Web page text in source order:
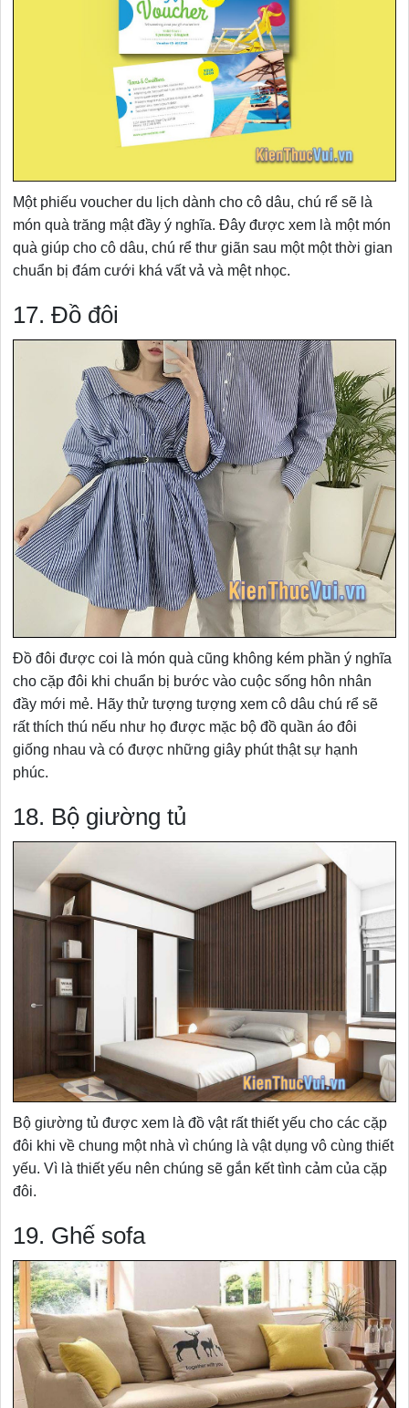
Một phiếu voucher du lịch dành cho cô dâu, chú rể sẽ là
món quà trăng mật đầy ý nghĩa. Đây được xem là một món
quà giúp cho cô dâu, chú rể thư giãn sau một một thời gian
chuẩn bị đám cưới khá vất vả và mệt nhọc.
17. Đồ đôi
Đồ đôi được coi là món quà cũng không kém phần ý nghĩa
cho cặp đôi khi chuẩn bị bước vào cuộc sống hôn nhân
đầy mới mẻ. Hãy thử tượng tượng xem cô dâu chú rể sẽ
rất thích thú nếu như họ được mặc bộ đồ quần áo đôi
giống nhau và có được những giây phút thật sự hạnh
phúc.
18. Bộ giường tủ
Bộ giường tủ được xem là đồ vật rất thiết yếu cho các cặp
đôi khi về chung một nhà vì chúng là vật dụng vô cùng thiết
yếu. Vì là thiết yếu nên chúng sẽ gắn kết tình cảm của cặp
đôi.
19. Ghế sofa